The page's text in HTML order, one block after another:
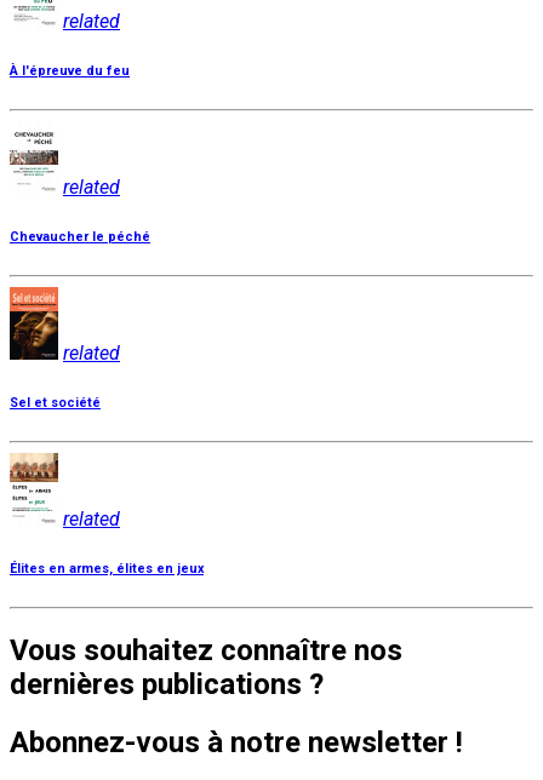
related
À l'épreuve du feu
related
Chevaucher le péché
related
Sel et société
related
Élites en armes, élites en jeux
Vous souhaitez connaître nos
dernières publications ?
Abonnez-vous à notre newsletter !